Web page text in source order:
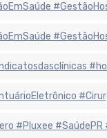
#Pluxee